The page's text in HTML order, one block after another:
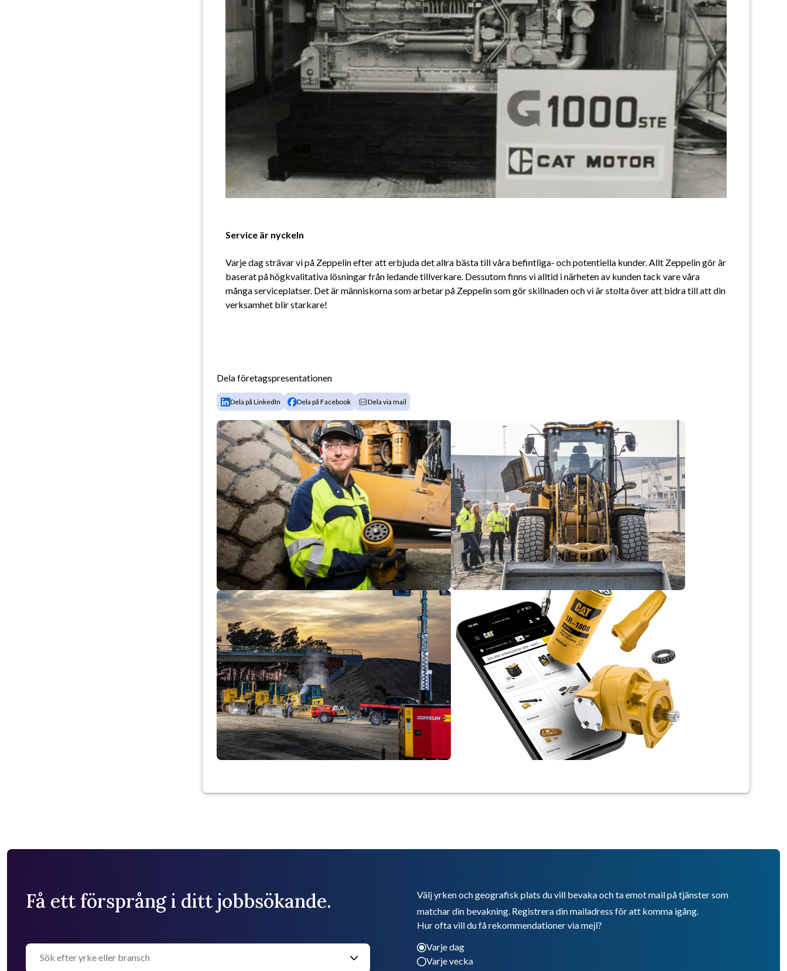
Service är nyckeln
Varje dag strävar vi på Zeppelin efter att erbjuda det allra bästa till våra befintliga- och potentiella kunder. Allt Zeppelin gör är
baserat på högkvalitativa lösningar från ledande tillverkare. Dessutom finns vi alltid i närheten av kunden tack vare våra
många serviceplatser. Det är människorna som arbetar på Zeppelin som gör skillnaden och vi är stolta över att bidra till att din
verksamhet blir starkare!
Dela företagspresentationen
Dela på LinkedIn Dela på Facebook Dela via mail
Få ett försprång i ditt jobbsökande.
Välj yrken och geografisk plats du vill bevaka och ta emot mail på tjänster som
matchar din bevakning. Registrera din mailadress för att komma igång.
Hur ofta vill du få rekommendationer via mejl?
Varje dag
Varje vecka